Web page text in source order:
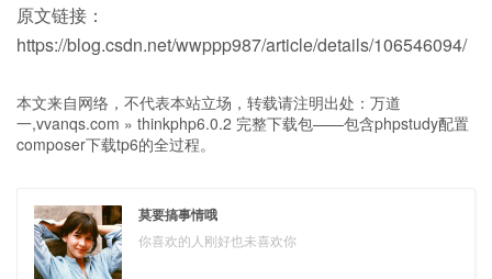
原文链接：
https://blog.csdn.net/wwppp987/article/details/106546094/
本文来自网络，不代表本站立场，转载请注明出处： 万道
一,vvanqs.com » thinkphp6.0.2 完整下载包——包含phpstudy配置
composer下载tp6的全过程。
莫要搞事情哦
你喜欢的人刚好也未喜欢你